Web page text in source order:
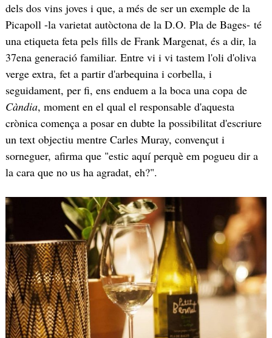
dels dos vins joves i que, a més de ser un exemple de la
Picapoll -la varietat autòctona de la D.O. Pla de Bages- té
una etiqueta feta pels fills de Frank Margenat, és a dir, la
37ena generació familiar. Entre vi i vi tastem l'oli d'oliva
verge extra, fet a partir d'arbequina i corbella, i
seguidament, per fi, ens enduem a la boca una copa de
Càndia, moment en el qual el responsable d'aquesta
crònica comença a posar en dubte la possibilitat d'escriure
un text objectiu mentre Carles Muray, convençut i
sorneguer, afirma que "estic aquí perquè em pogueu dir a
la cara que no us ha agradat, eh?".